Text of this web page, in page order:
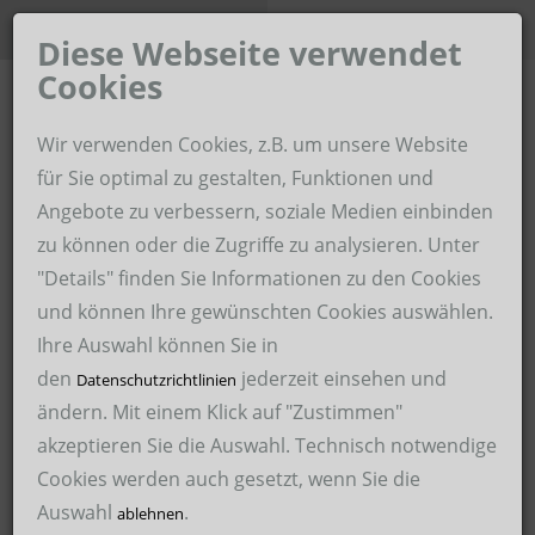
Diese Webseite verwendet
Cookies
Wir verwenden Cookies, z.B. um unsere Website
für Sie optimal zu gestalten, Funktionen und
Angebote zu verbessern, soziale Medien einbinden
zu können oder die Zugriffe zu analysieren. Unter
"Details" finden Sie Informationen zu den Cookies
und können Ihre gewünschten Cookies auswählen.
Ihre Auswahl können Sie in
den Datenschutzrichtlinien jederzeit einsehen und
ändern. Mit einem Klick auf "Zustimmen"
akzeptieren Sie die Auswahl. Technisch notwendige
Cookies werden auch gesetzt, wenn Sie die
Auswahl ablehnen.
Gruppe
Home
Hoffmann Zeitarbeit im Revier
Hoffmann Personaldienstleistungen
Hoffmann Schweißservice
Hoffmann Malerservice
Hoffmann International Recruitment GmbH – HIRE
Über uns
Für Bewerber
Arbeitssicherheit
Hoffmann Personaldienstleistungen GmbH
Elektroniker (m/w/d)